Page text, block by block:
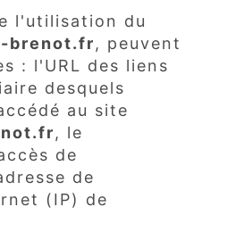
l'utilisation du
brenot.fr, peuvent
: l'URL des liens
desquels
au site
, le
de
de
(IP) de